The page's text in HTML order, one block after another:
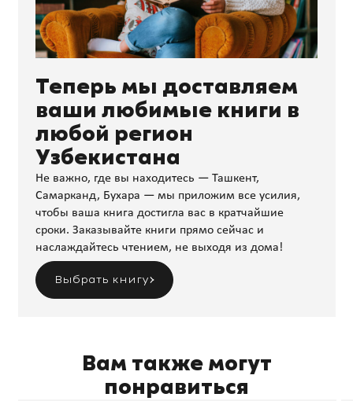
Теперь мы доставляем
ваши любимые книги в
любой регион
Узбекистана
Не важно, где вы находитесь — Ташкент,
Самарканд, Бухара — мы приложим все усилия,
чтобы ваша книга достигла вас в кратчайшие
сроки. Заказывайте книги прямо сейчас и
наслаждайтесь чтением, не выходя из дома!
Выбрать книгу
Вам также могут
понравиться